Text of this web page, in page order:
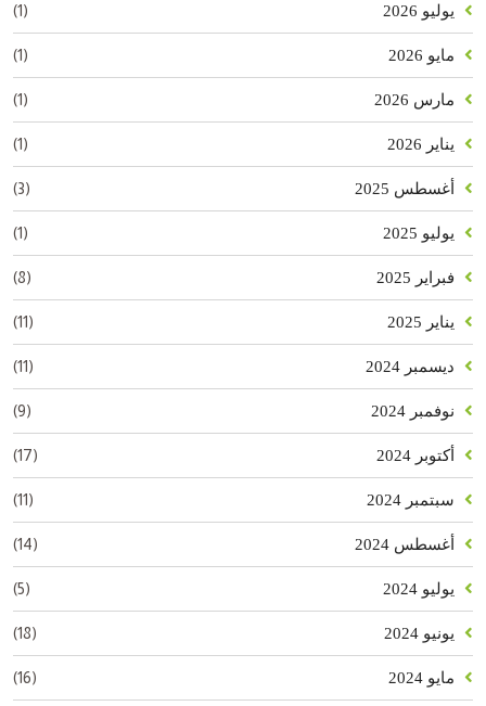
يوليو 2026 (1)
مايو 2026 (1)
مارس 2026 (1)
يناير 2026 (1)
أغسطس 2025 (3)
يوليو 2025 (1)
فبراير 2025 (8)
يناير 2025 (11)
ديسمبر 2024 (11)
نوفمبر 2024 (9)
أكتوبر 2024 (17)
سبتمبر 2024 (11)
أغسطس 2024 (14)
يوليو 2024 (5)
يونيو 2024 (18)
مايو 2024 (16)